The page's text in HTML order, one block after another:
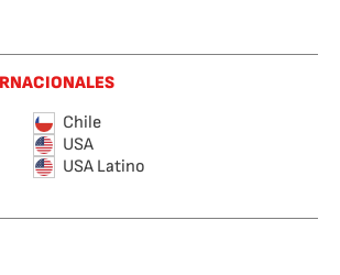
Chile
USA
USA Latino